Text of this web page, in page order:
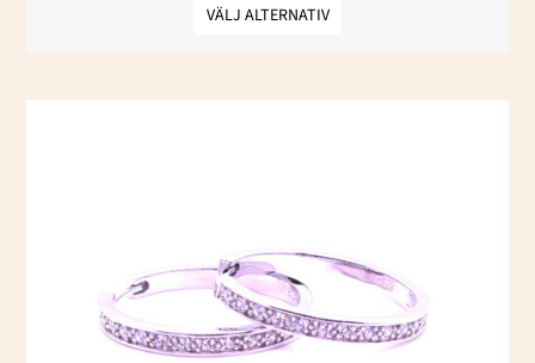
VÄLJ ALTERNATIV